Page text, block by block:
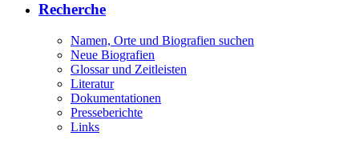
Recherche
Namen, Orte und Biografien suchen
Neue Biografien
Glossar und Zeitleisten
Literatur
Dokumentationen
Presseberichte
Links